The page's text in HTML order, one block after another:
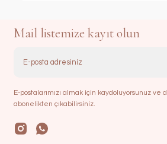
Mail listemize kayıt olun
E-postalarımızı almak için kaydoluyorsunuz ve
abonelikten çıkabilirsiniz.